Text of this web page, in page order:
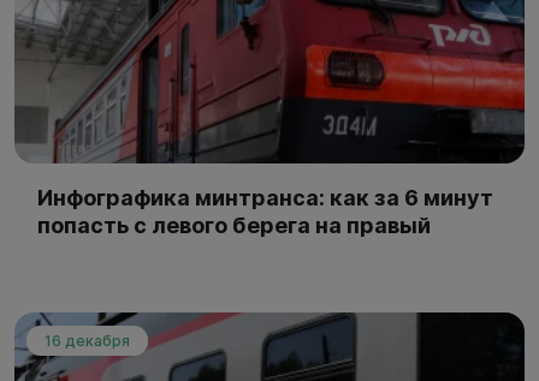
Инфографика минтранса: как за 6 минут
попасть с левого берега на правый
16 декабря